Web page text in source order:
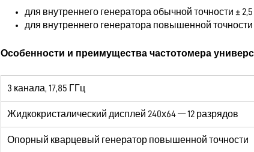
для внутреннего генератора обычной точности ± 2,5
для внутреннего генератора повышенной точности
Особенности и преимущества частотомера
3 канала, 17,85 ГГц
Жидкокристалический дисплей 240х64 — 12 разрядов
Опорный кварцевый генератор повышенной точности